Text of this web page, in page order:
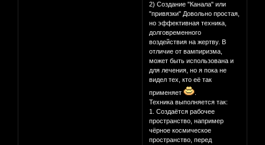
2) Создание "Канала" или
"привязки" Довольно простая,
но эффективная техника,
долговременного
воздействия на жертву. В
отличие от вампиризма,
может быть использована и
для лечения, но я пока не
видел тех, кто её так
применяет
Техника выполняется так:
1. Создаётся рабочее
пространство, например
чёрное космическое
пространство, перед